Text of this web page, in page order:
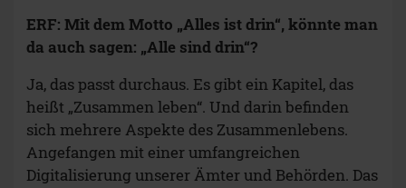
ERF: Mit dem Motto „Alles ist drin“, könnte man
da auch sagen: „Alle sind drin“?
Ja, das passt durchaus. Es gibt ein Kapitel, das
heißt „Zusammen leben“. Und darin befinden
sich mehrere Aspekte des Zusammenlebens.
Angefangen mit einer umfangreichen
Digitalisierung unserer Ämter und Behörden. Das